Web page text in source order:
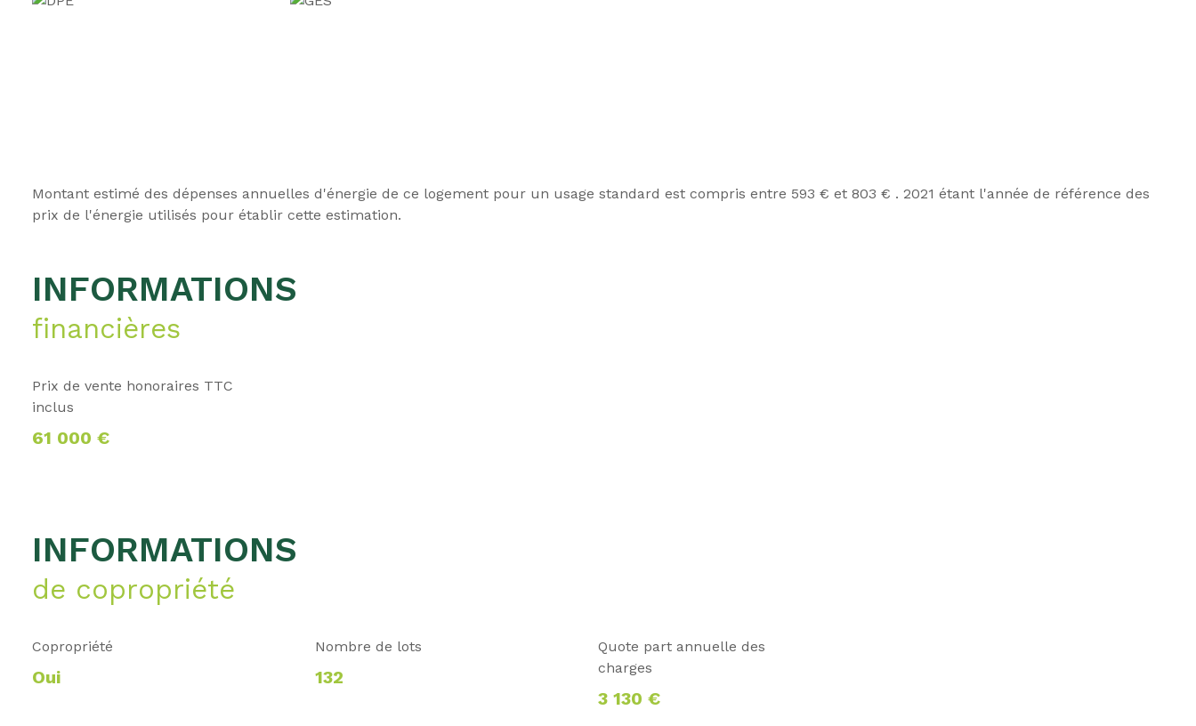
Montant estimé des dépenses annuelles d'énergie de ce logement pour un usage standard est compris entre 593 € et 803 € . 2021 étant l'année de référence des
prix de l'énergie utilisés pour établir cette estimation.
INFORMATIONS
financières
Prix de vente honoraires TTC
inclus
61 000 €
INFORMATIONS
de copropriété
Copropriété
Oui
Nombre de lots
132
Quote part annuelle des
charges
3 130 €